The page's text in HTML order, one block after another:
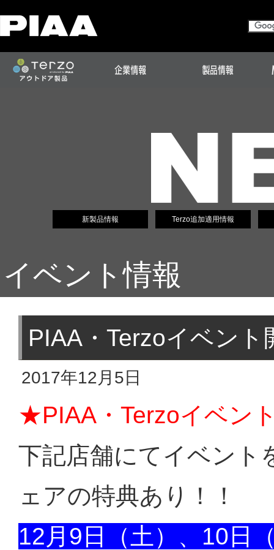
新製品情報 Terzo追加適用情報
イベント情報
PIAA・Terzoイベン
2017年12月5日
★PIAA・Terzoイベン
下記店舗にてイベント
ェアの特典あり！！
12月9日（土）、10日